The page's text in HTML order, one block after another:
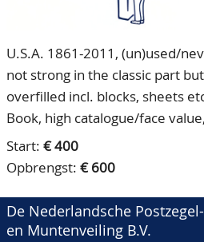
U.S.A. 1861-2011, (un)used/
not strong in the classic part
overfilled incl. blocks, sheets
Book, high catalogue/face
Start: € 400
Opbrengst: € 600
De Nederlandsche Postzegel-
en Muntenveiling B.V.